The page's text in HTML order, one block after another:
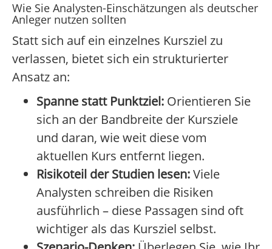
Wie Sie Analysten-Einschätzungen als deutscher
Anleger nutzen sollten
Statt sich auf ein einzelnes Kursziel zu
verlassen, bietet sich ein strukturierter
Ansatz an:
Spanne statt Punktziel: Orientieren Sie
sich an der Bandbreite der Kursziele
und daran, wie weit diese vom
aktuellen Kurs entfernt liegen.
Risikoteil der Studien lesen:Viele
Analysten schreiben die Risiken
ausführlich – diese Passagen sind oft
wichtiger als das Kursziel selbst.